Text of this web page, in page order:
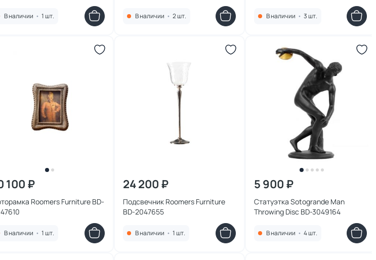
В наличии • 1 шт. В наличии • 2 шт. В наличии • 3 шт.
100 ₽
Roomers Furniture BD-
В наличии • 1 шт.
24 200 ₽
Подсвечник Roomers Furniture
BD-2047655
В наличии • 1 шт.
5 900 ₽
Статуэтка Sotogrande Man
Throwing Disc BD-3049164
В наличии • 4 шт.